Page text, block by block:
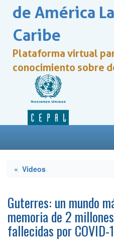
de América
Caribe
Plataforma virtual
conocimiento sobre
« Videos
Guterres: un mundo
memoria de 2
fallecidas por COVID-